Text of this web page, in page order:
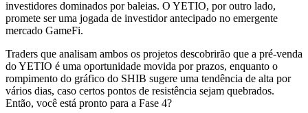
investidores dominados por baleias. O YETIO, por outro lado,
promete ser uma jogada de investidor antecipado no emergente
mercado GameFi.
Traders que analisam ambos os projetos descobrirão que a pré-venda
do YETIO é uma oportunidade movida por prazos, enquanto o
rompimento do gráfico do SHIB sugere uma tendência de alta por
vários dias, caso certos pontos de resistência sejam quebrados.
Então, você está pronto para a Fase 4?